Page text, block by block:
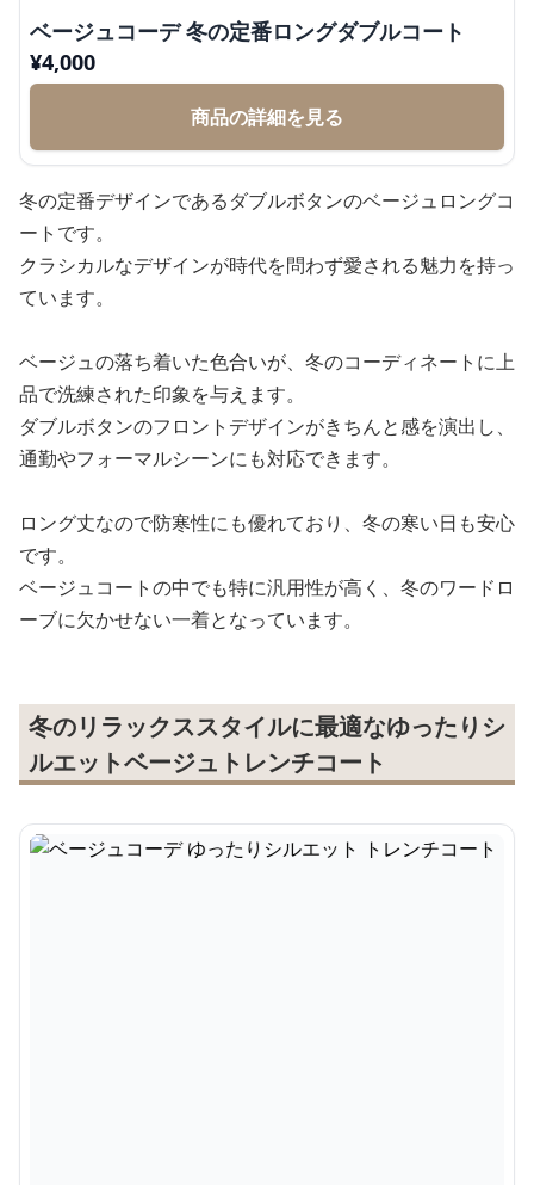
ベージュコーデ 冬の定番ロングダブルコート
¥4,000
商品の詳細を見る
冬の定番デザインであるダブルボタンのベージュロングコ
ートです。
クラシカルなデザインが時代を問わず愛される魅力を持っ
ています。
ベージュの落ち着いた色合いが、冬のコーディネートに上
品で洗練された印象を与えます。
ダブルボタンのフロントデザインがきちんと感を演出し、
通勤やフォーマルシーンにも対応できます。
ロング丈なので防寒性にも優れており、冬の寒い日も安心
です。
ベージュコートの中でも特に汎用性が高く、冬のワードロ
ーブに欠かせない一着となっています。
冬のリラックススタイルに最適なゆったりシ
ルエットベージュトレンチコート